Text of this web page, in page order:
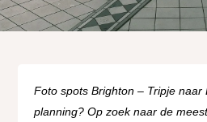
Foto spots Brighton – Tripje naar
planning? Op zoek naar de